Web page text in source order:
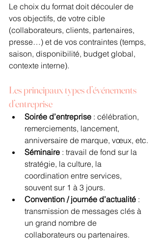
Le choix du format doit découler de
vos objectifs, de votre cible
(collaborateurs, clients, partenaires,
presse…) et de vos contraintes (temps,
saison, disponibilité, budget global,
contexte interne).
Les principaux types d’événements
d’entreprise
Soirée d’entreprise : célébration,
remerciements, lancement,
anniversaire de marque, vœux, etc.
Séminaire : travail de fond sur la
stratégie, la culture, la
coordination entre services,
souvent sur 1 à 3 jours.
Convention / journée d’actualité :
transmission de messages clés à
un grand nombre de
collaborateurs ou partenaires.